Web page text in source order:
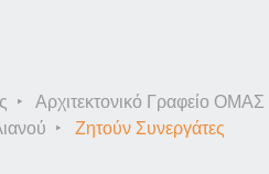
Αρχιτεκτονικό Γραφείο ΟΜΑΣ
Ζητούν Συνεργάτες